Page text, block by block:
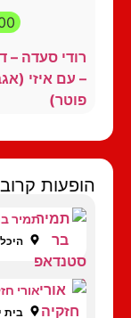
רודי סעדה –
– עם איזי
פוטר)
הופעות
תמיר
אורי
בית